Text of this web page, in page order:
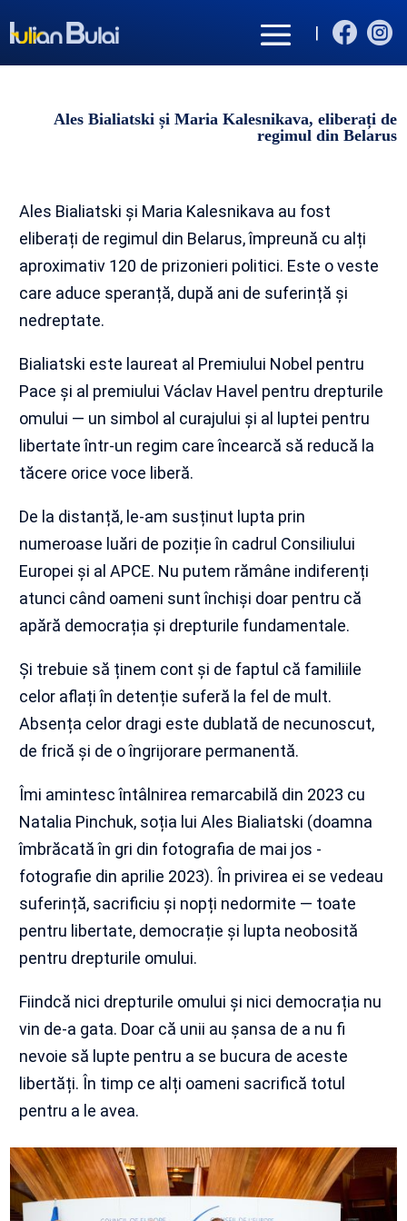
|  
Ales Bialiatski și Maria Kalesnikava, eliberați de
regimul din Belarus
Ales Bialiatski și Maria Kalesnikava au fost
eliberați de regimul din Belarus, împreună cu alți
aproximativ 120 de prizonieri politici. Este o veste
care aduce speranță, după ani de suferință și
nedreptate.
Bialiatski este laureat al Premiului Nobel pentru
Pace și al premiului Václav Havel pentru drepturile
omului — un simbol al curajului și al luptei pentru
libertate într-un regim care încearcă să reducă la
tăcere orice voce liberă.
De la distanță, le-am susținut lupta prin
numeroase luări de poziție în cadrul Consiliului
Europei și al APCE. Nu putem rămâne indiferenți
atunci când oameni sunt închiși doar pentru că
apără democrația și drepturile fundamentale.
Și trebuie să ținem cont și de faptul că familiile
celor aflați în detenție suferă la fel de mult.
Absența celor dragi este dublată de necunoscut,
de frică și de o îngrijorare permanentă.
Îmi amintesc întâlnirea remarcabilă din 2023 cu
Natalia Pinchuk, soția lui Ales Bialiatski (doamna
îmbrăcată în gri din fotografia de mai jos -
fotografie din aprilie 2023). În privirea ei se vedeau
suferință, sacrificiu și nopți nedormite — toate
pentru libertate, democrație și lupta neobosită
pentru drepturile omului.
Fiindcă nici drepturile omului și nici democrația nu
vin de-a gata. Doar că unii au șansa de a nu fi
nevoie să lupte pentru a se bucura de aceste
libertăți. În timp ce alți oameni sacrifică totul
pentru a le avea.